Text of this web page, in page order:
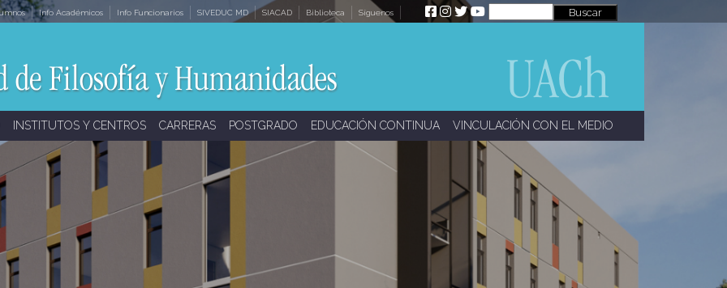
Info Académicos Info Funcionarios SIVEDUC MD SIACAD Biblioteca Síguenos
INSTITUTOS Y CENTROS CARRERAS POSTGRADO EDUCACIÓN CONTINUA VINCULACIÓN CON EL MEDIO